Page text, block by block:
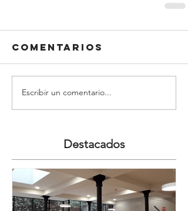
Comentarios
Escribir un comentario...
Destacados